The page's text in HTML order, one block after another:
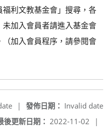
利文教基金會」搜尋，各
加入會員者請進入基金會
加入會員程序，請參閱會
發佈日期： Invalid date
|
後更新日期： 2022-11-02 |